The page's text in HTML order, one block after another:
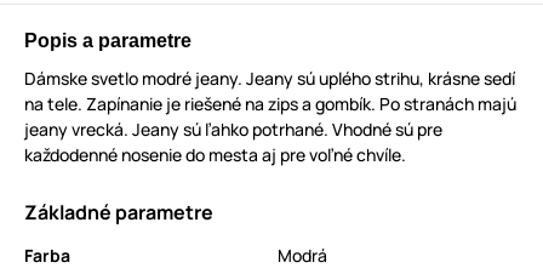
Popis a parametre
Dámske svetlo modré jeany. Jeany sú uplého strihu, krásne sedí
na tele. Zapínanie je riešené na zips a gombík. Po stranách majú
jeany vrecká. Jeany sú ľahko potrhané. Vhodné sú pre
každodenné nosenie do mesta aj pre voľné chvíle.
Základné parametre
Farba
Modrá